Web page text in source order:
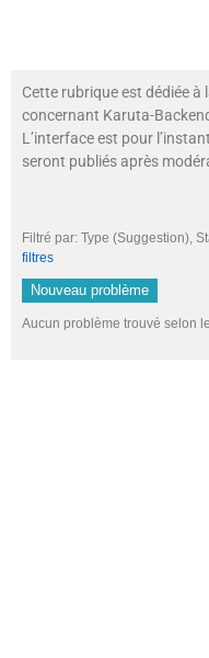
Cette rubrique est dédiée
concernant Karuta-
L’interface est pour
seront publiés après
Filtré par: Type
filtres
Nouveau problème
Aucun problème trouvé selon